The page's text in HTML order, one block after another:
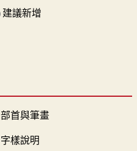
建議新增
部首與筆畫
字樣說明